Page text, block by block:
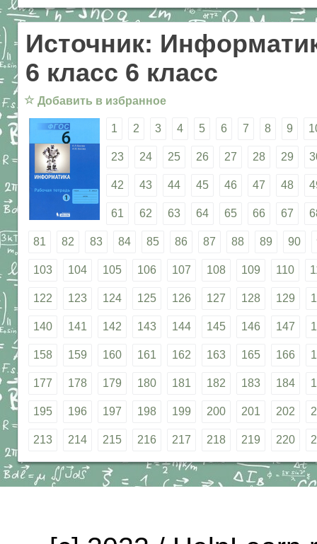
Источник:
6 класс 6 класс
☆ Добавить в избранное
1 2 3 4 5 6 7 8 9
23 24 25 26 27 28 29
42 43 44 45 46 47 48
61 62 63 64 65 66 67
81 82 83 84 85 86 87 88 89 90
103 104 105 106 107 108 109 110
122 123 124 125 126 127 128 129
140 141 142 143 144 145 146 147
158 159 160 161 162 163 165 166
177 178 179 180 181 182 183 184
195 196 197 198 199 200 201 202
213 214 215 216 217 218 219 220